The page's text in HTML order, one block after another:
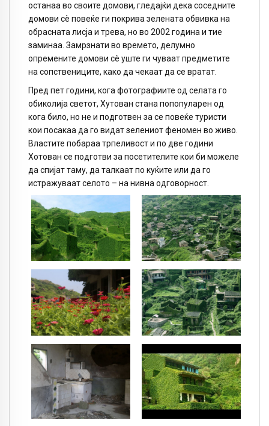
останаа во своите домови, гледајќи дека соседните
домови сè повеќе ги покрива зелената обвивка на
обрасната лисја и трева, но во 2002 година и тие
заминаа. Замрзнати во времето, делумно
опремените домови сè уште ги чуваат предметите
на сопствениците, како да чекаат да се вратат.
Пред пет години, кога фотографиите од селата го
обиколија светот, Хутован стана попопуларен од
кога било, но не и подготвен за се повеќе туристи
кои посакаа да го видат зелениот феномен во живо.
Властите побараа трпеливост и по две години
Хотован се подготви за посетителите кои би можеле
да спијат таму, да талкаат по куќите или да го
истражуваат селото – на нивна одговорност.